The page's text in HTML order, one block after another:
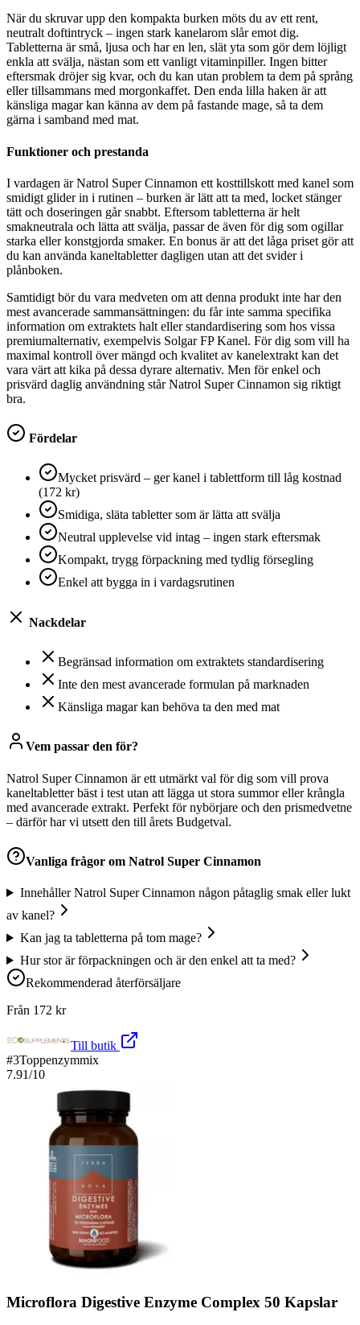
När du skruvar upp den kompakta burken möts du av ett rent,
neutralt doftintryck – ingen stark kanelarom slår emot dig.
Tabletterna är små, ljusa och har en len, slät yta som gör dem löjligt
enkla att svälja, nästan som ett vanligt vitaminpiller. Ingen bitter
eftersmak dröjer sig kvar, och du kan utan problem ta dem på språng
eller tillsammans med morgonkaffet. Den enda lilla haken är att
känsliga magar kan känna av dem på fastande mage, så ta dem
gärna i samband med mat.
Funktioner och prestanda
I vardagen är Natrol Super Cinnamon ett kosttillskott med kanel som
smidigt glider in i rutinen – burken är lätt att ta med, locket stänger
tätt och doseringen går snabbt. Eftersom tabletterna är helt
smakneutrala och lätta att svälja, passar de även för dig som ogillar
starka eller konstgjorda smaker. En bonus är att det låga priset gör att
du kan använda kaneltabletter dagligen utan att det svider i
plånboken.
Samtidigt bör du vara medveten om att denna produkt inte har den
mest avancerade sammansättningen: du får inte samma specifika
information om extraktets halt eller standardisering som hos vissa
premiumalternativ, exempelvis Solgar FP Kanel. För dig som vill ha
maximal kontroll över mängd och kvalitet av kanelextrakt kan det
vara värt att kika på dessa dyrare alternativ. Men för enkel och
prisvärd daglig användning står Natrol Super Cinnamon sig riktigt
bra.
Fördelar
Mycket prisvärd – ger kanel i tablettform till låg kostnad
(172 kr)
Smidiga, släta tabletter som är lätta att svälja
Neutral upplevelse vid intag – ingen stark eftersmak
Kompakt, trygg förpackning med tydlig försegling
Enkel att bygga in i vardagsrutinen
Nackdelar
Begränsad information om extraktets standardisering
Inte den mest avancerade formulan på marknaden
Känsliga magar kan behöva ta den med mat
Vem passar den för?
Natrol Super Cinnamon är ett utmärkt val för dig som vill prova
kaneltabletter bäst i test utan att lägga ut stora summor eller krångla
med avancerade extrakt. Perfekt för nybörjare och den prismedvetne
– därför har vi utsett den till årets Budgetval.
Vanliga frågor om Natrol Super Cinnamon
Innehåller Natrol Super Cinnamon någon påtaglig smak eller lukt
av kanel?
Kan jag ta tabletterna på tom mage?
Hur stor är förpackningen och är den enkel att ta med?
Rekommenderad återförsäljare
Från 172 kr
Till butik
#3Toppenzymmix
7.91/10
Microflora Digestive Enzyme Complex 50 Kapslar